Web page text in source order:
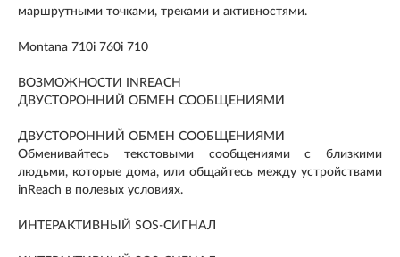
маршрутными точками, треками и активностями.
Montana 710i 760i 710
ВОЗМОЖНОСТИ INREACH
ДВУСТОРОННИЙ ОБМЕН СООБЩЕНИЯМИ
ДВУСТОРОННИЙ ОБМЕН СООБЩЕНИЯМИ
Обменивайтесь текстовыми сообщениями с близкими
людьми, которые дома, или общайтесь между устройствами
inReach в полевых условиях.
ИНТЕРАКТИВНЫЙ SOS-СИГНАЛ